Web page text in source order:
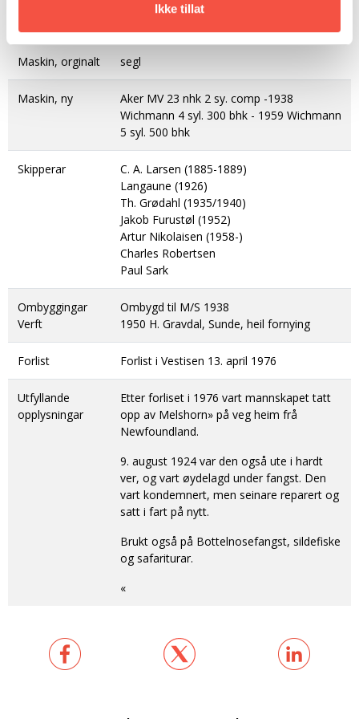
Ikke tillat
180 brt
Maskin, orginalt segl
Maskin, ny
Aker MV 23 nhk 2 sy. comp -1938
Wichmann 4 syl. 300 bhk - 1959 Wichmann
5 syl. 500 bhk
Skipperar
C. A. Larsen (1885-1889)
Langaune (1926)
Th. Grødahl (1935/1940)
Jakob Furustøl (1952)
Artur Nikolaisen (1958-)
Charles Robertsen
Paul Sark
Ombyggingar
Verft
Ombygd til M/S 1938
1950 H. Gravdal, Sunde, heil fornying
Forlist Forlist i Vestisen 13. april 1976
Utfyllande
opplysningar
Etter forliset i 1976 vart mannskapet tatt
opp av Melshorn» på veg heim frå
Newfoundland.
9. august 1924 var den også ute i hardt
ver, og vart øydelagd under fangst. Den
vart kondemnert, men seinare reparert og
satt i fart på nytt.
Brukt også på Bottelnosefangst, sildefiske
og safariturar.
«